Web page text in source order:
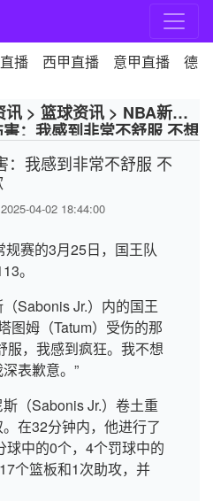
播 西甲直播 意甲直播 德
讯 > 篮球资讯 > NBA新闻
：我感到非常不舒服 不想
：我感到非常不舒服 不
04-02 18:44:00
赛的3月25日，国王队
。
Sabonis Jr.）内的国王
图姆（Tatum）受伤的那
服，我感到疯狂。我不想
表歉意。”
（Sabonis Jr.）卷土重
在32分钟内，他进行了
球中的0个，4个罚球中的
个篮板和1次助攻，并